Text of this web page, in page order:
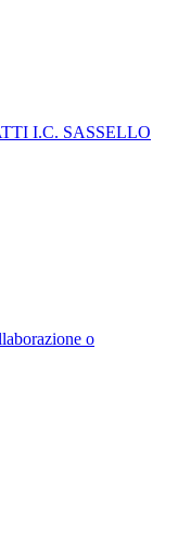
I.C. SASSELLO
o